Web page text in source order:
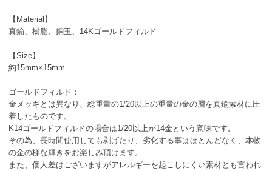
【Material】
真鍮、樹脂、銅玉、14Kゴールドフィルド
【Size】
約15mm×15mm
ゴールドフィルド：
金メッキとは異なり、総重量の1/20以上の重量の金の層を真鍮素材に圧
着したものです。
K14ゴールドフィルドの場合は1/20以上が14金という意味です。
その為、長時間使用しても剥げたり、劣化する事はほとんどなく、本物
の金の様な輝きをお楽しみ頂けます。
また、個人差はございますがアレルギーを起こしにくい素材とも言われ